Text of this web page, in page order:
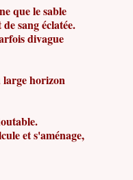
que le sable
sang éclatée.
divague
large horizon
et s'aménage,